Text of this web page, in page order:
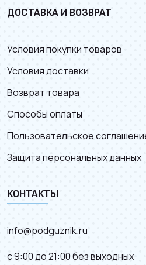
ДОСТАВКА И ВОЗВРАТ
Условия покупки товаров
Условия доставки
Возврат товара
Способы оплаты
Пользовательское
Защита персональных данных
КОНТАКТЫ
info@podguznik.ru
с 9:00 до 21:00 без выходных